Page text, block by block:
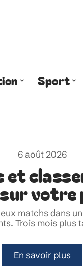
Sport
6 août 2026
matchs dans
Trois mois plus
En savoir plus